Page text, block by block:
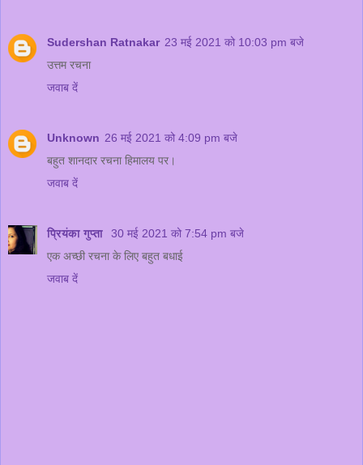
Sudershan Ratnakar 23 मई 2021 को 10:03 pm बजे
उत्तम रचना
जवाब दें
Unknown 26 मई 2021 को 4:09 pm बजे
बहुत शानदार रचना हिमालय पर।
जवाब दें
प्रियंका गुप्ता
30 मई 2021 को 7:54 pm बजे
एक अच्छी रचना के लिए बहुत बधाई
जवाब दें